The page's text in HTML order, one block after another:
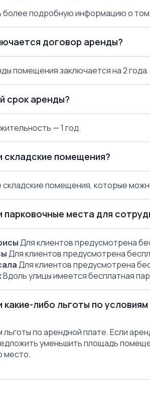
подробную информацию о
договор аренды?
помещения заключается на 2 года.
срок аренды?
— 1 год.
помещения?
складские помещения, которые
места для
Для клиентов предусмотрена
Для клиентов предусмотрена
Для клиентов предусмотрена
Вдоль улицы имеется бесплатная
либо льготы по
по арендной плате. Если
уменьшить площадь
место.